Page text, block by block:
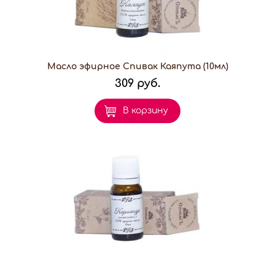
Масло эфирное Спивак Каяпута (10мл)
309 руб.
В корзину